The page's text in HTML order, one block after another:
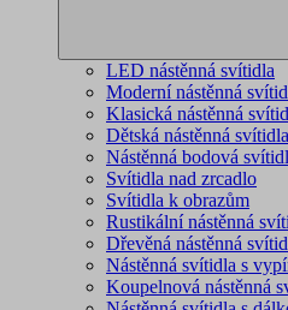
LED nástěnná svítidla
Moderní nástěnná
Klasická nástěnná
Dětská nástěnná svítidla
Nástěnná bodová
Svítidla nad zrcadlo
Svítidla k obrazům
Rustikální nástěnná
Dřevěná nástěnná
Nástěnná svítidla s
Koupelnová nástěnná